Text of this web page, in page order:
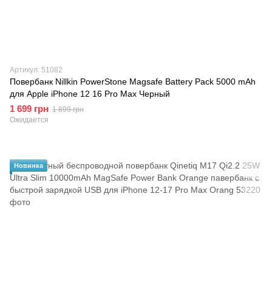
Артикул: 51082
Повербанк Nillkin PowerStone Magsafe Battery Pack 5000 mAh
для Apple iPhone 12 16 Pro Max Черный
1 699 грн 1 899 грн
Ожидается
Новинка